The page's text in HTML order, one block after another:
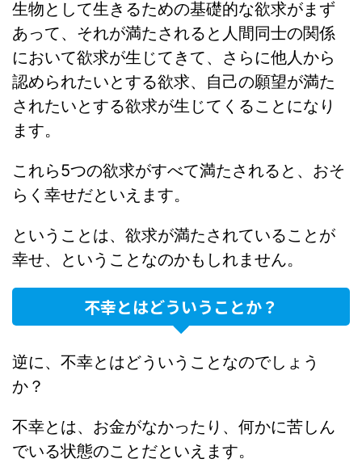
生物として生きるための基礎的な欲求がまず
あって、それが満たされると人間同士の関係
において欲求が生じてきて、さらに他人から
認められたいとする欲求、自己の願望が満た
されたいとする欲求が生じてくることになり
ます。
これら5つの欲求がすべて満たされると、おそ
らく幸せだといえます。
ということは、欲求が満たされていることが
幸せ、ということなのかもしれません。
不幸とはどういうことか？
逆に、不幸とはどういうことなのでしょう
か？
不幸とは、お金がなかったり、何かに苦しん
でいる状態のことだといえます。